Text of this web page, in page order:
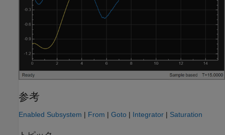
参考
Enabled Subsystem | From | Goto | Integrator | Saturation